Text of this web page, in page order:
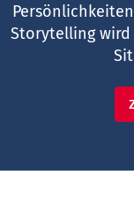
Storytelling